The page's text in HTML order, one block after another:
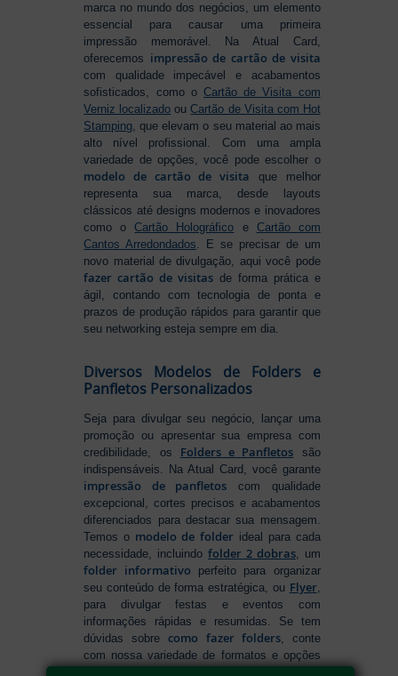
marca no mundo dos negócios, um elemento
essencial para causar uma primeira
impressão memorável. Na Atual Card,
oferecemos impressão de cartão de visita
com qualidade impecável e acabamentos
sofisticados, como o Cartão de Visita com
Verniz localizado ouCartão de Visita com Hot
Stamping, que elevam o seu material ao mais
alto nível profissional. Com uma ampla
variedade de opções, você pode escolher o
modelo de cartão de visita que melhor
representa sua marca, desde layouts
clássicos até designs modernos e inovadores
como oCartão Holográfico e Cartão com
Cantos Arredondados. E se precisar de um
novo material de divulgação, aqui você pode
fazer cartão de visitas de forma prática e
ágil, contando com tecnologia de ponta e
prazos de produção rápidos para garantir que
seu networking esteja sempre em dia.
Diversos Modelos de Folders e
Panfletos Personalizados
Seja para divulgar seu negócio, lançar uma
promoção ou apresentar sua empresa com
credibilidade, os Folders e Panfletos são
indispensáveis. Na Atual Card, você garante
impressão de panfletos com qualidade
excepcional, cortes precisos e acabamentos
diferenciados para destacar sua mensagem.
Temos o modelo de folder ideal para cada
necessidade, incluindofolder 2 dobras, um
folder informativo perfeito para organizar
seu conteúdo de forma estratégica, ou Flyer
para divulgar festas e eventos com
informações rápidas e resumidas. Se tem
dúvidas sobrecomo fazer folders, conte
com nossa variedade de formatos e opções